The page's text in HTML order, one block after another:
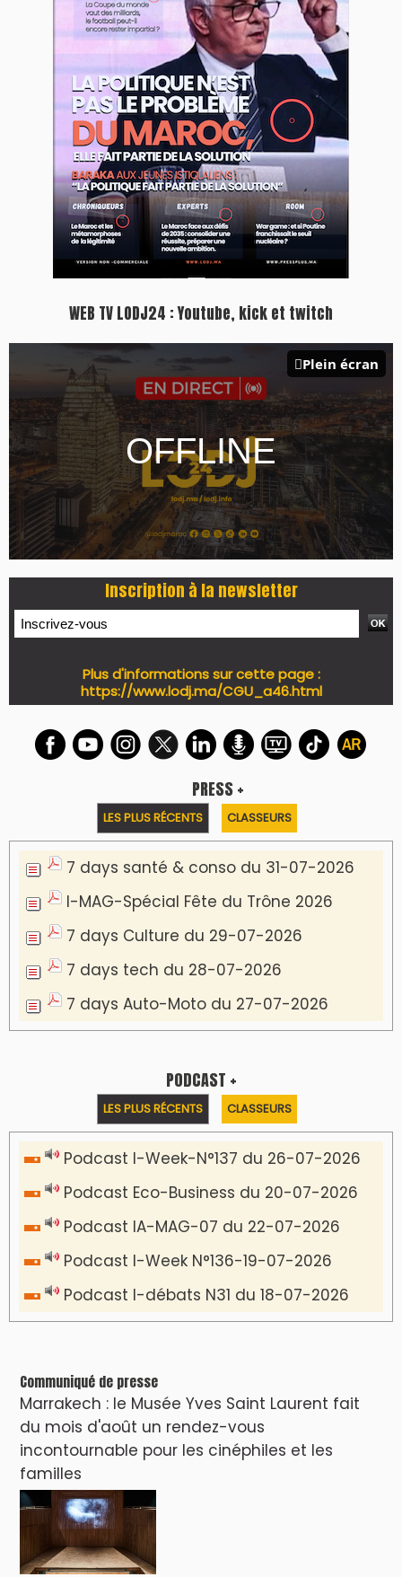
Inscription à la newsletter
Plus d'informations sur cette page :
PRESS +
LES PLUS RÉCENTS CLASSEURS
7 days santé & conso du 31-07-2026
I-MAG-Spécial Fête du Trône 2026
7 days Culture du 29-07-2026
7 days Auto-Moto du 27-07-2026
PODCAST +
LES PLUS RÉCENTS CLASSEURS
Podcast I-Week-N°137 du 26-07-2026
Podcast Eco-Business du 20-07-2026
Podcast IA-MAG-07 du 22-07-2026
Podcast I-Week N°136-19-07-2026
Podcast I-débats N31 du 18-07-2026
Communiqué de presse
Marrakech : le Musée Yves Saint Laurent fait
du mois d'août un rendez-vous
VIDÉOS & CLIP +
LES PLUS RÉCENTS CLASSEURS
دِيمَا المَغرِب Clip
🎵Bulldozer Blues
Clip : 🎵 LE BLUES DE L'IA
🎵 Ormuzera bien, qui ormuzera le
dernier
Reportages